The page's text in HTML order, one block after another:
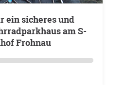
am S-
Frohnau